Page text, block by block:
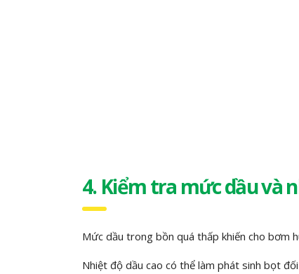
4. Kiểm tra mức dầu và
Mức dầu trong bồn quá thấp khiến cho bơm
Nhiệt độ dầu cao có thể làm phát sinh bọt